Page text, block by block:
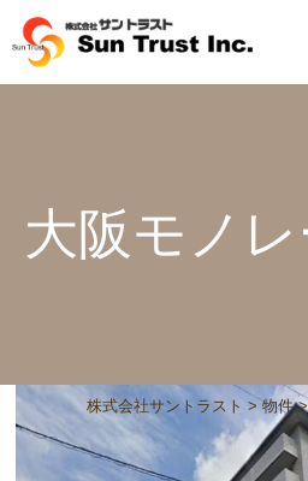
大阪モノ
株式会社サントラスト >物件